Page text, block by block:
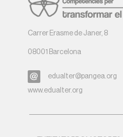
Carrer Erasme de Janer, 8
08001 Barcelona
edualter@pangea.org
www.edualter.org